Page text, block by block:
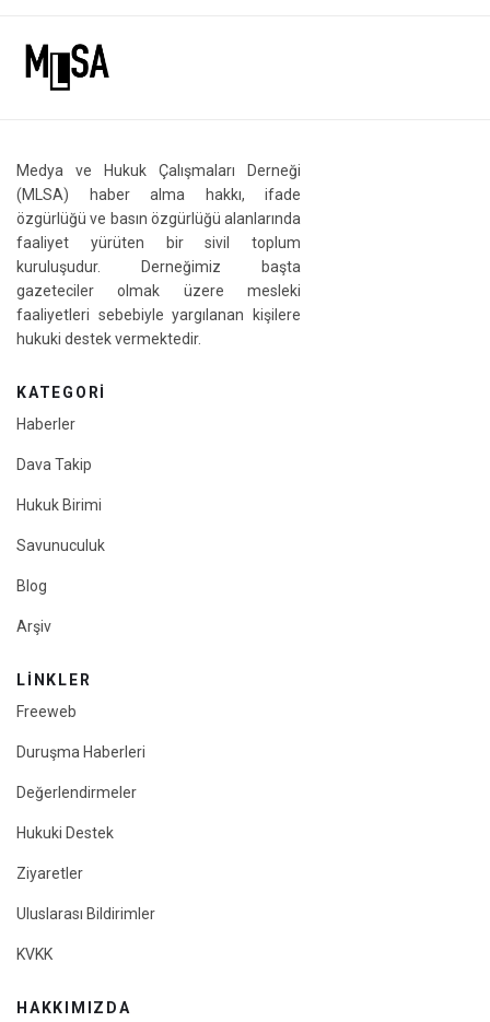
Medya ve Hukuk Çalışmaları Derneği
(MLSA) haber alma hakkı, ifade
özgürlüğü ve basın özgürlüğü alanlarında
faaliyet yürüten bir sivil toplum
kuruluşudur. Derneğimiz başta
gazeteciler olmak üzere mesleki
faaliyetleri sebebiyle yargılanan kişilere
hukuki destek vermektedir.
KATEGORI
Haberler
Dava Takip
Hukuk Birimi
Savunuculuk
Blog
Arşiv
LINKLER
Freeweb
Duruşma Haberleri
Değerlendirmeler
Hukuki Destek
Ziyaretler
Uluslarası Bildirimler
KVKK
HAKKIMIZDA